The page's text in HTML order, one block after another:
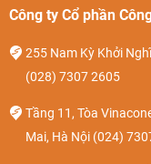
Công ty Cổ phần
255 Nam Kỳ Khởi
(028) 7307 2605
Tầng 11, Tòa
Mai, Hà Nội (024)